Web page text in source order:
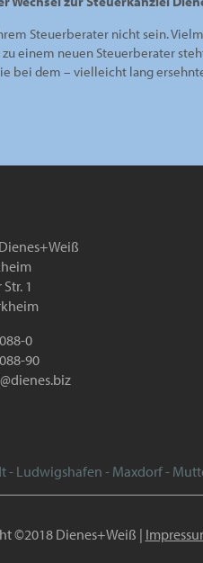
Steuerberater nicht sein.
einem neuen Steuerberater
bei dem – vielleicht lang
1
0
90
Ludwigshafen - Maxdorf -
©2018 Dienes+Weiß |